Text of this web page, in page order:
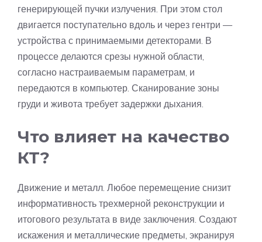
генерирующей пучки излучения. При этом стол
двигается поступательно вдоль и через гентри —
устройства с принимаемыми детекторами. В
процессе делаются срезы нужной области,
согласно настраиваемым параметрам, и
передаются в компьютер. Сканирование зоны
груди и живота требует задержки дыхания.
Что влияет на качество
КТ?
Движение и металл. Любое перемещение снизит
информативность трехмерной реконструкции и
итогового результата в виде заключения. Создают
искажения и металлические предметы, экранируя